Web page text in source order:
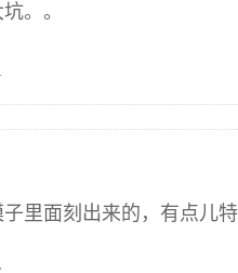
。。
里面刻出来的，有点儿特